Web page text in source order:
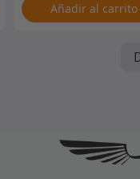
Añadir al carrito